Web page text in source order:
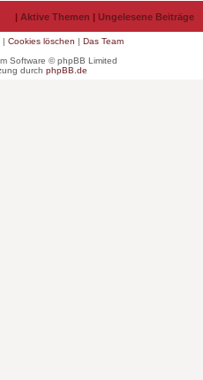
| Aktive Themen | Ungelesene Beiträge
| Cookies löschen | Das Team
Software © phpBB Limited
durch phpBB.de